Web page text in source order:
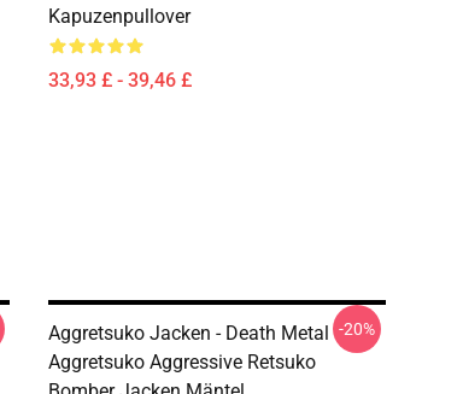
Kapuzenpullover
33,93 £ - 39,46 £
Aggretsuko Jacken - Death Metal
Aggretsuko Aggressive Retsuko
-20%